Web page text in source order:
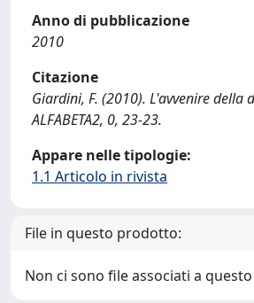
Anno di pubblicazione
2010
Citazione
Giardini, F. (2010). L'avvenire della
ALFABETA2, 0, 23-23.
Appare nelle tipologie:
1.1 Articolo in rivista
File in questo prodotto:
Non ci sono file associati a